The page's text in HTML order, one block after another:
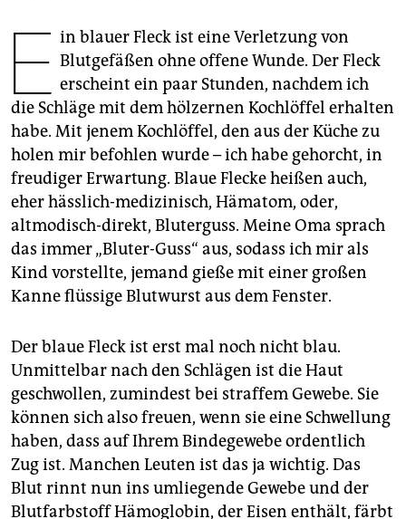
genossenschaft
epaper login
E in blauer Fleck ist eine Verletzung von
Blutgefäßen ohne offene Wunde. Der Fleck
erscheint ein paar Stunden, nachdem ich
die Schläge mit dem hölzernen Kochlöffel erhalten
habe. Mit jenem Kochlöffel, den aus der Küche zu
holen mir befohlen wurde – ich habe gehorcht, in
freudiger Erwartung. Blaue Flecke heißen auch,
eher hässlich-medizinisch, Hämatom, oder,
altmodisch-direkt, Bluterguss. Meine Oma sprach
das immer „Bluter-Guss“ aus, sodass ich mir als
Kind vorstellte, jemand gieße mit einer großen
Kanne flüssige Blutwurst aus dem Fenster.
Der blaue Fleck ist erst mal noch nicht blau.
Unmittelbar nach den Schlägen ist die Haut
geschwollen, zumindest bei straffem Gewebe. Sie
können sich also freuen, wenn sie eine Schwellung
haben, dass auf Ihrem Bindegewebe ordentlich
Zug ist. Manchen Leuten ist das ja wichtig. Das
Blut rinnt nun ins umliegende Gewebe und der
Blutfarbstoff Hämoglobin, der Eisen enthält, färbt